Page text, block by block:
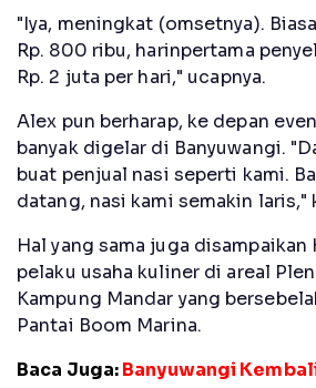
"Iya, meningkat (omsetnya).
Rp. 800 ribu, harinpertama
Rp. 2 juta per hari," ucapnya.
Alex pun berharap, ke depan
banyak digelar di Banyuwangi.
buat penjual nasi seperti kami.
datang, nasi kami semakin laris,"
Hal yang sama juga disampaikan
pelaku usaha kuliner di areal
Kampung Mandar yang
Pantai Boom Marina.
Baca Juga:Banyuwangi